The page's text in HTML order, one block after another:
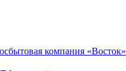
компания «Восток»